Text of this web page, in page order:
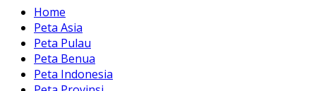
Home
Peta Asia
Peta Pulau
Peta Benua
Peta Indonesia